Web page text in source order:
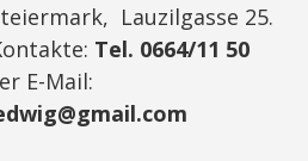
Lauzilgasse 25.
Tel. 0664/11 50
E-Mail: